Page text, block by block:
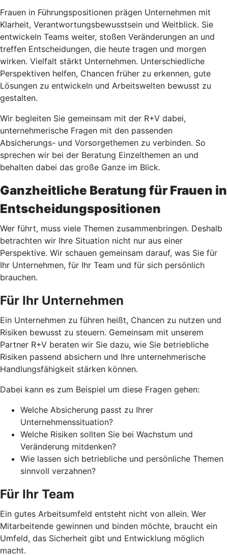
Frauen in Führungspositionen prägen Unternehmen mit
Klarheit, Verantwortungsbewusstsein und Weitblick. Sie
entwickeln Teams weiter, stoßen Veränderungen an und
treffen Entscheidungen, die heute tragen und morgen
wirken. Vielfalt stärkt Unternehmen. Unterschiedliche
Perspektiven helfen, Chancen früher zu erkennen, gute
Lösungen zu entwickeln und Arbeitswelten bewusst zu
gestalten.
Wir begleiten Sie gemeinsam mit der R+V dabei,
unternehmerische Fragen mit den passenden
Absicherungs- und Vorsorgethemen zu verbinden. So
sprechen wir bei der Beratung Einzelthemen an und
behalten dabei das große Ganze im Blick.
Ganzheitliche Beratung für Frauen in
Entscheidungspositionen
Wer führt, muss viele Themen zusammenbringen. Deshalb
betrachten wir Ihre Situation nicht nur aus einer
Perspektive. Wir schauen gemeinsam darauf, was Sie für
Ihr Unternehmen, für Ihr Team und für sich persönlich
brauchen.
Für Ihr Unternehmen
Ein Unternehmen zu führen heißt, Chancen zu nutzen und
Risiken bewusst zu steuern. Gemeinsam mit unserem
Partner R+V beraten wir Sie dazu, wie Sie betriebliche
Risiken passend absichern und Ihre unternehmerische
Handlungsfähigkeit stärken können.
Dabei kann es zum Beispiel um diese Fragen gehen:
Welche Absicherung passt zu Ihrer
Unternehmenssituation?
Welche Risiken sollten Sie bei Wachstum und
Veränderung mitdenken?
Wie lassen sich betriebliche und persönliche Themen
sinnvoll verzahnen?
Für Ihr Team
Ein gutes Arbeitsumfeld entsteht nicht von allein. Wer
Mitarbeitende gewinnen und binden möchte, braucht ein
Umfeld, das Sicherheit gibt und Entwicklung möglich
macht.